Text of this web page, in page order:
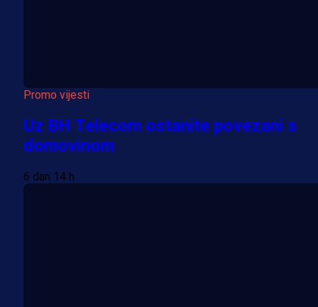
Promo vijesti
Uz BH Telecom ostanite povezani s
domovinom
6 dan 14 h